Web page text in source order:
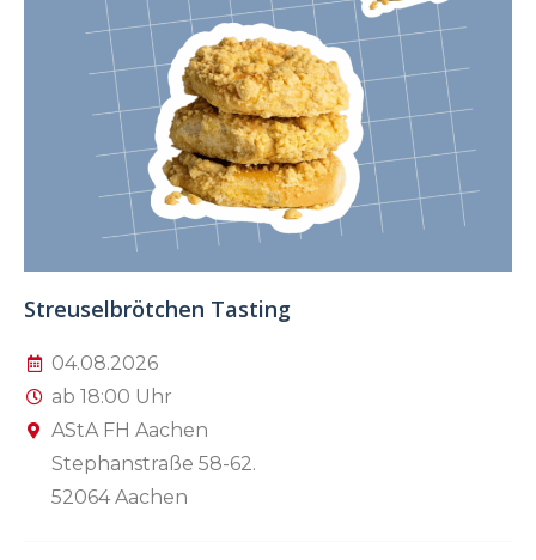
Streuselbrötchen Tasting
04.08.2026
ab 18:00 Uhr
AStA FH Aachen
Stephanstraße 58-62.
52064 Aachen